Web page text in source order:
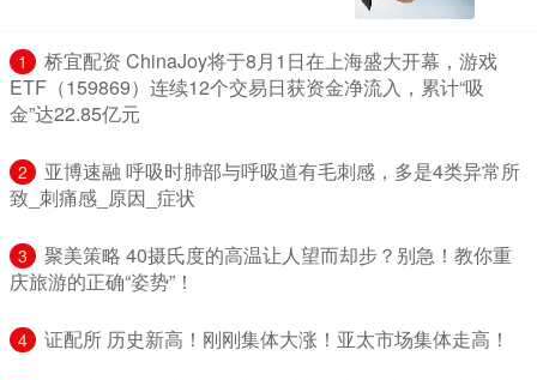
1
​桥宜配资 ChinaJoy将于8月1日在上海盛大开幕，游戏
ETF（159869）连续12个交易日获资金净流入，累计“吸
金”达22.85亿元
2
​亚博速融 呼吸时肺部与呼吸道有毛刺感，多是4类异常所
致_刺痛感_原因_症状
3
​聚美策略 40摄氏度的高温让人望而却步？别急！教你重
庆旅游的正确“姿势”！
4 ​证配所 历史新高！刚刚集体大涨！亚太市场集体走高！